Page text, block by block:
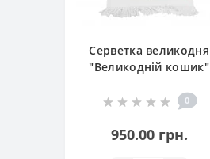
Серветка великодня
"Великодній кошик"
0
950.00 грн.